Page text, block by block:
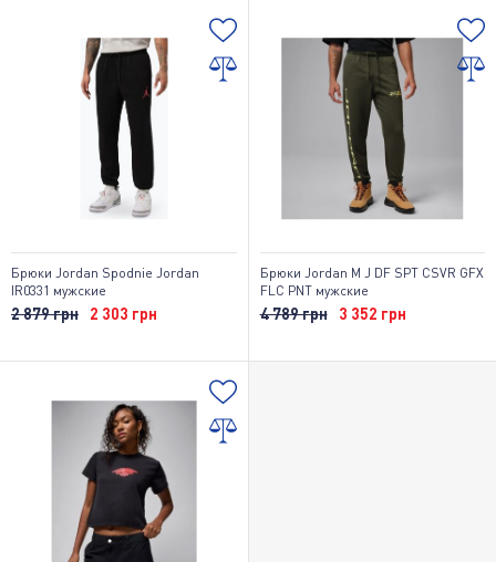
Брюки Jordan Spodnie Jordan
IR0331 мужские
2 879 грн 2 303 грн
Брюки Jordan M J DF SPT CSVR GFX
FLC PNT мужские
4 789 грн 3 352 грн